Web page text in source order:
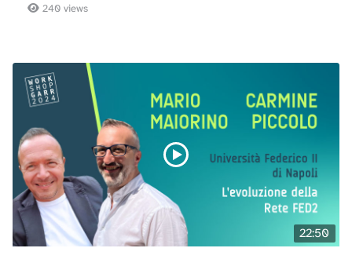
240 views
22:50